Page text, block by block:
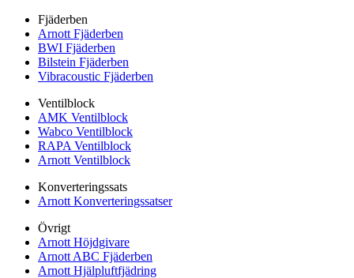
Fjäderben
Arnott Fjäderben
BWI Fjäderben
Bilstein Fjäderben
Vibracoustic Fjäderben
Ventilblock
AMK Ventilblock
Wabco Ventilblock
RAPA Ventilblock
Arnott Ventilblock
Konverteringssats
Arnott Konverteringssatser
Övrigt
Arnott Höjdgivare
Arnott ABC Fjäderben
Arnott Hjälpluftfjädring